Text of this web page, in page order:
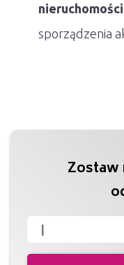
nieruchomości
sporządzenia
Zostaw